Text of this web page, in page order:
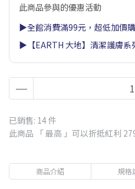
此商品參與的優惠活動
▶全館消費滿99元，超低加價
▶【EARTH 大地】清潔護膚系
已銷售: 14 件
此商品 「 最高 」可以折抵紅利
商品介紹 規格